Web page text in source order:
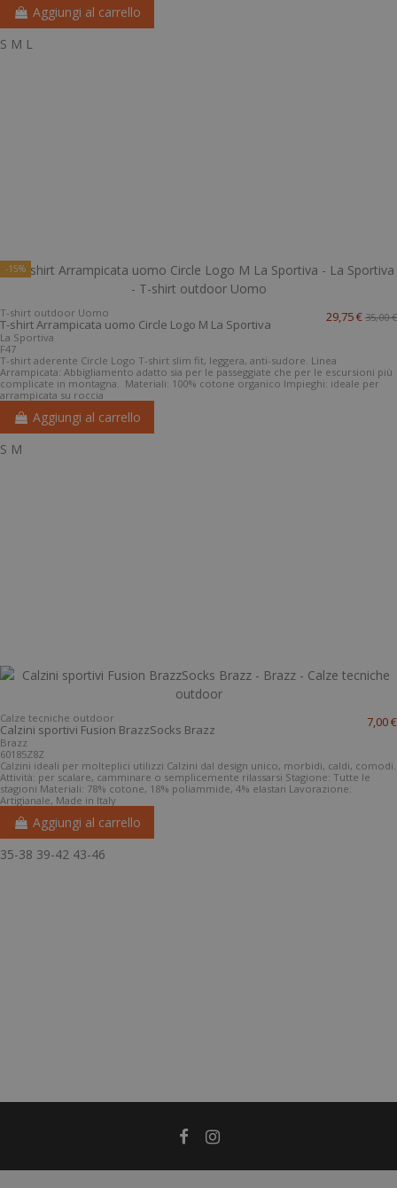
Aggiungi al carrello
S M L
-15%
T-shirt outdoor Uomo
T-shirt Arrampicata uomo Circle Logo M La Sportiva
La Sportiva
F47
29,75 € 35,00 €
T-shirt aderente Circle Logo T-shirt slim fit, leggera, anti-sudore. Linea
Arrampicata: Abbigliamento adatto sia per le passeggiate che per le escursioni più
complicate in montagna. Materiali: 100% cotone organico Impieghi: ideale per
arrampicata su roccia
Aggiungi al carrello
S M
Calze tecniche outdoor
Calzini sportivi Fusion BrazzSocks Brazz
Brazz
60185Z8Z
7,00 €
Calzini ideali per molteplici utilizzi Calzini dal design unico, morbidi, caldi, comodi.
Attività: per scalare, camminare o semplicemente rilassarsi Stagione: Tutte le
stagioni Materiali: 78% cotone, 18% poliammide, 4% elastan Lavorazione:
Artigianale, Made in Italy
Aggiungi al carrello
35-38 39-42 43-46